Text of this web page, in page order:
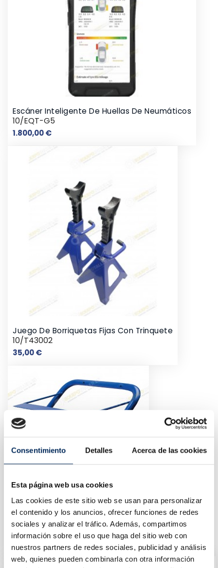
Consentimiento Detalles Acerca de las cookies
Esta página web usa cookies
Las cookies de este sitio web se usan para personalizar
el contenido y los anuncios, ofrecer funciones de redes
sociales y analizar el tráfico. Además, compartimos
información sobre el uso que haga del sitio web con
nuestros partners de redes sociales, publicidad y análisis
web, quienes pueden combinarla con otra información
Escáner Inteligente De Huellas De Neumáticos
10/EQT-G5
1.800,00 €Precio
Juego De Borriquetas Fijas Con Trinquete
10/T43002
35,00 €Precio
Soporte Bobina Papel Fijo
10/TRM4902
13,97 € Precio